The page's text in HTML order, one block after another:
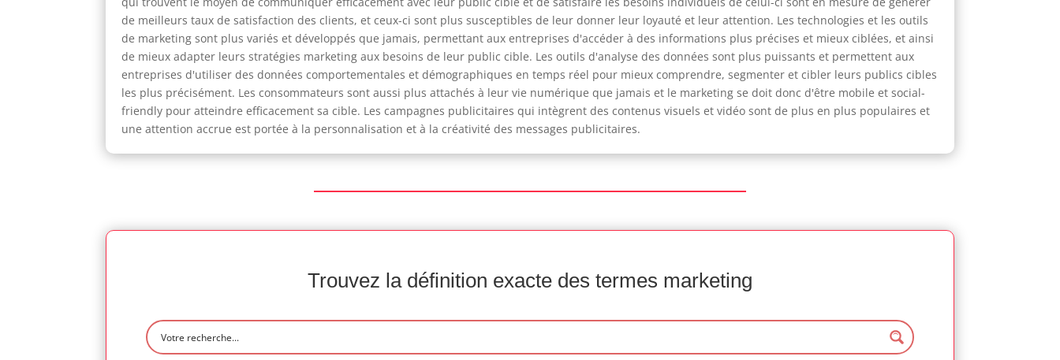
de meilleurs taux de satisfaction des clients, et ceux-ci sont plus susceptibles de leur donner leur loyauté et leur attention. Les technologies et les outils
de marketing sont plus variés et développés que jamais, permettant aux entreprises d'accéder à des informations plus précises et mieux ciblées, et ainsi
de mieux adapter leurs stratégies marketing aux besoins de leur public cible. Les outils d'analyse des données sont plus puissants et permettent aux
entreprises d'utiliser des données comportementales et démographiques en temps réel pour mieux comprendre, segmenter et cibler leurs publics cibles
les plus précisément. Les consommateurs sont aussi plus attachés à leur vie numérique que jamais et le marketing se doit donc d'être mobile et social-
friendly pour atteindre efficacement sa cible. Les campagnes publicitaires qui intègrent des contenus visuels et vidéo sont de plus en plus populaires et
une attention accrue est portée à la personnalisation et à la créativité des messages publicitaires.
Trouvez la définition exacte des termes marketing